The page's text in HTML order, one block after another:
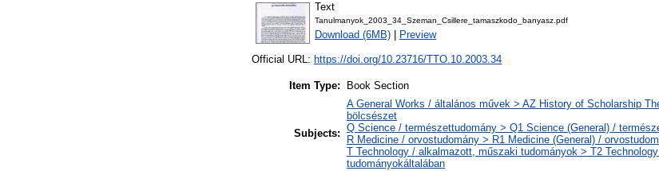
Text
Tanulmanyok_2003_34_Szeman_Csillere_tamaszkodo_banyasz.pdf
Download (6MB) Preview
Official URL: https://doi.org/10.23716/TTO.10.2003.34
Item Type: Book Section
Subjects:
A General Works / általános művek > AZ History of Scholarship
bölcsészet
Q Science / természettudomány > Q1 Science (General) /
R Medicine / orvostudomány > R1 Medicine (General) /
T Technology / alkalmazott, műszaki tudományok > T2
tudományokáltalában